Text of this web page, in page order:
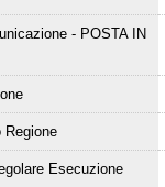
- POSTA IN
Regione
Esecuzione